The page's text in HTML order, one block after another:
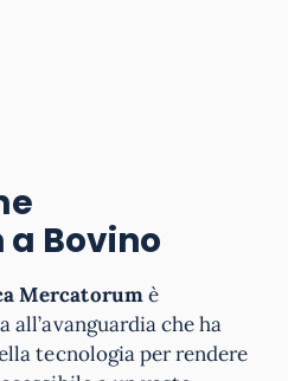
Bovino
Mercatorumè
all’avanguardia che ha
tecnologia per rendere